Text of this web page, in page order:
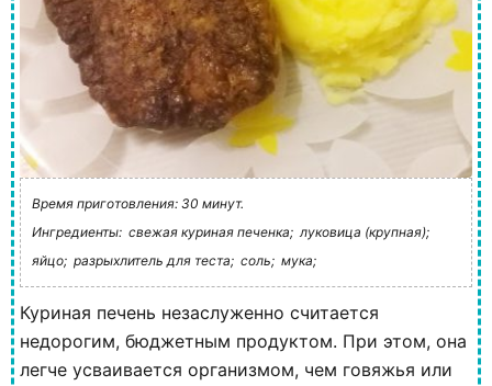
Время приготовления: 30 минут.
Ингредиенты: свежая куриная печенка; луковица (крупная);
яйцо; разрыхлитель для теста; соль; мука;
Куриная печень незаслуженно считается
недорогим, бюджетным продуктом. При этом, она
легче усваивается организмом, чем говяжья или